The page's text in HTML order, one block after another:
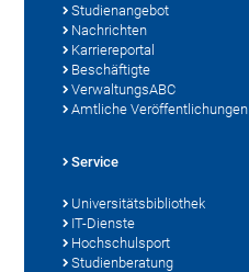
Studienangebot
Nachrichten
Karriereportal
Beschäftigte
VerwaltungsABC
Amtliche Veröffentlichungen
Service
Universitätsbibliothek
IT-Dienste
Hochschulsport
Studienberatung